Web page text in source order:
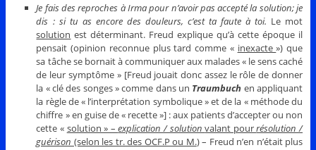
Je fais des reproches à Irma pour n’avoir pas accepté la solution; je
dis : si tu as encore des douleurs, c’est ta faute à toi. Le mot
solution est déterminant. Freud explique qu’à cette époque il
pensait (opinion reconnue plus tard comme « inexacte») que
sa tâche se bornait à communiquer aux malades « le sens caché
de leur symptôme » [Freud jouait donc assez le rôle de donner
la « clé des songes » comme dans un Traumbuch en appliquant
la règle de « l’interprétation symbolique » et de la « méthode du
chiffre » en guise de « recette »] : aux patients d’accepter ou non
cette « solution » –explication / solutionvalant pourrésolution /
guérison (selon les tr. des OCF.P ou M.) – Freud n’en n’était plus